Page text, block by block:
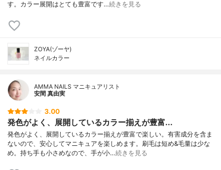
す。カラー展開はとても豊富です…続きを見る
ZOYA(ゾーヤ)
ネイルカラー
AMMA NAILS マニキュアリスト
安間 真由実
3.00
発色がよく、展開しているカラー揃えが豊富...
発色がよく、展開しているカラー揃えが豊富で楽しい。有害成分を含ま
ないので、安心してマニキュアを楽しめます。刷毛は短め&毛量は少な
め。持ち手も小さめなので、手が小…続きを見る